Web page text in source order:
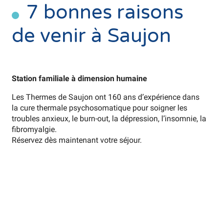
7 bonnes raisons
de venir à Saujon
Station familiale à dimension humaine
Les Thermes de Saujon ont 160 ans d’expérience dans
la cure thermale psychosomatique pour soigner les
troubles anxieux, le burn-out, la dépression, l’insomnie, la
fibromyalgie.
Réservez dès maintenant votre séjour.